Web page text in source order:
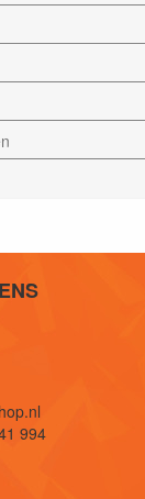
994